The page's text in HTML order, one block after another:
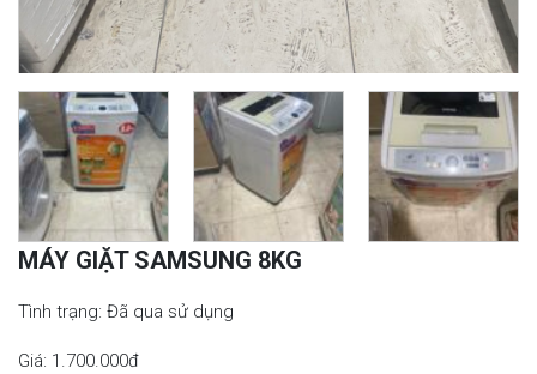
MÁY GIẶT SAMSUNG 8KG
Tình trạng: Đã qua sử dụng
Giá: 1.700.000đ